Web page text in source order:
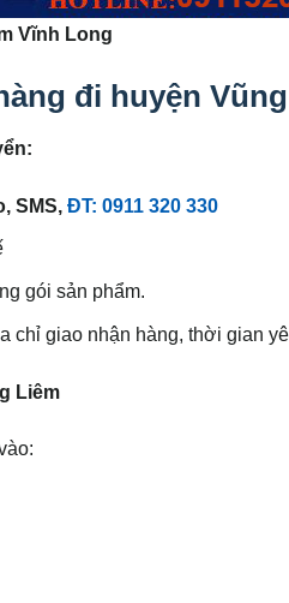
Vĩnh Long
đi huyện
SMS,ĐT: 0911 320 330
gói sản phẩm.
chỉ giao nhận hàng, thời gian
Liêm